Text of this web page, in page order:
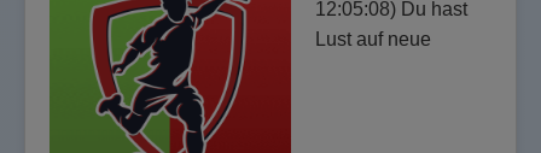
12:05:08) Du hast
Lust auf neue